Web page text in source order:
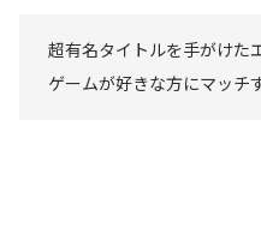
超有名タイトルを手がけた
ゲームが好きな方にマッチ